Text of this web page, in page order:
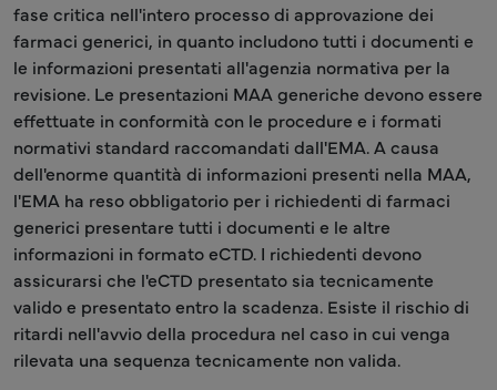
fase critica nell'intero processo di approvazione dei
farmaci generici, in quanto includono tutti i documenti e
le informazioni presentati all'agenzia normativa per la
revisione. Le presentazioni MAA generiche devono essere
effettuate in conformità con le procedure e i formati
normativi standard raccomandati dall'EMA. A causa
dell'enorme quantità di informazioni presenti nella MAA,
l'EMA ha reso obbligatorio per i richiedenti di farmaci
generici presentare tutti i documenti e le altre
informazioni in formato eCTD. I richiedenti devono
assicurarsi che l'eCTD presentato sia tecnicamente
valido e presentato entro la scadenza. Esiste il rischio di
ritardi nell'avvio della procedura nel caso in cui venga
rilevata una sequenza tecnicamente non valida.